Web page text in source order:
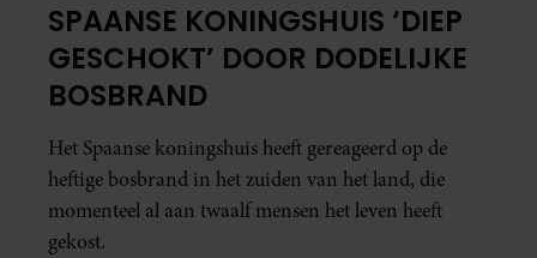
SPAANSE KONINGSHUIS ‘DIEP
GESCHOKT’ DOOR DODELIJKE
BOSBRAND
Het Spaanse koningshuis heeft gereageerd op de
heftige bosbrand in het zuiden van het land, die
momenteel al aan twaalf mensen het leven heeft
gekost.